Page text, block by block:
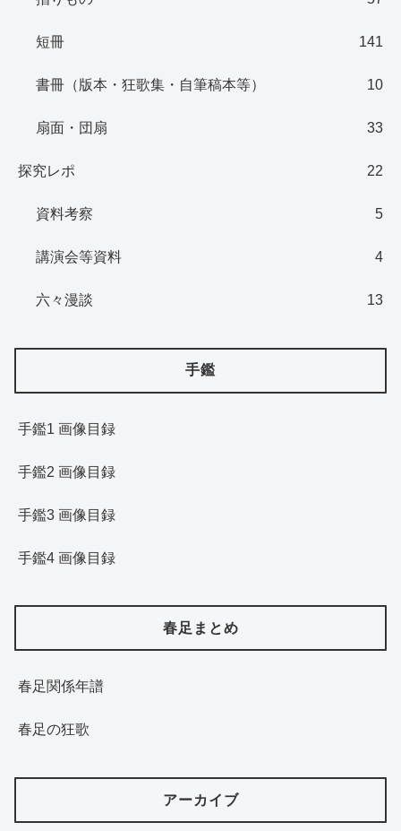
短冊 141
書冊（版本・狂歌集・自筆稿本等） 10
扇面・団扇 33
探究レポ 22
資料考察 5
講演会等資料 4
六々漫談 13
手鑑
手鑑1 画像目録
手鑑2 画像目録
手鑑3 画像目録
手鑑4 画像目録
春足まとめ
春足関係年譜
春足の狂歌
アーカイブ